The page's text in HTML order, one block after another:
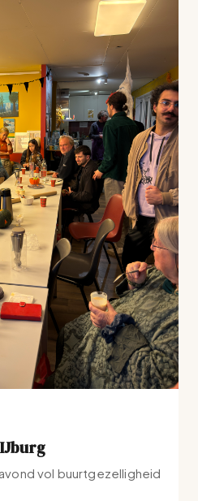
vol buurtgezelligheid